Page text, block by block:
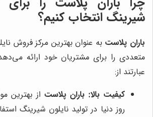
شیرینگ انتخاب کنیم؟
باران پلاست به عنوان بهترین مرکز فروش
متعددی را برای مشتریان خود ارائه
عبارتند از:
کیفیت بالا: باران پلاست از بهترین
روز دنیا در تولید نایلون شیرینگ